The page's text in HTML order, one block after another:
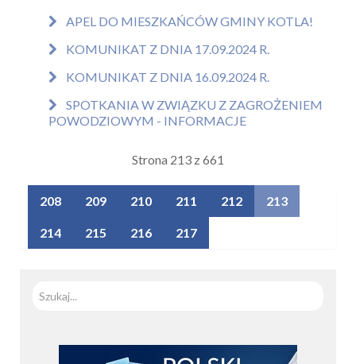
APEL DO MIESZKAŃCÓW GMINY KOTLA!
KOMUNIKAT Z DNIA 17.09.2024 R.
KOMUNIKAT Z DNIA 16.09.2024 R.
SPOTKANIA W ZWIĄZKU Z ZAGROŻENIEM
POWODZIOWYM - INFORMACJE
Strona 213 z 661
208 209 210 211 212 213
214 215 216 217